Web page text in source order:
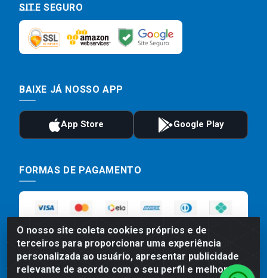
O nosso site coleta cookies próprios e de
terceiros para proporcionar uma experiência
personalizada ao usuário, apresentar publicidade
relevante de acordo com o seu perfil e melhorar a
SITE SEGURO
BAIXE JÁ NOSSO APP
FORMAS DE PAGAMENTO